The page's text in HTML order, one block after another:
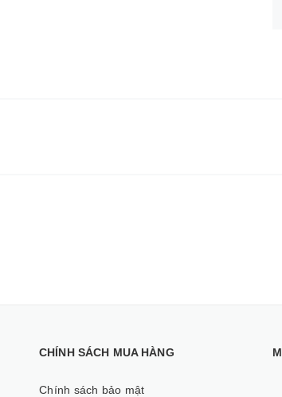
CHÍNH SÁCH MUA HÀNG
Chính sách bảo mật